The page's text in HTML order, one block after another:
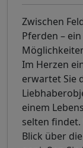
Zwischen
Pferden –
Im Herzen
erwartet Sie
einem
selten
Blick über